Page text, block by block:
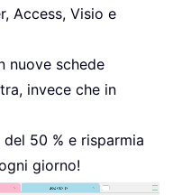
Access, Visio e
nuove schede
invece che in
50 % e risparmia
giorno!